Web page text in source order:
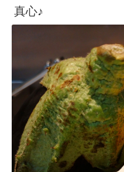
真心♪